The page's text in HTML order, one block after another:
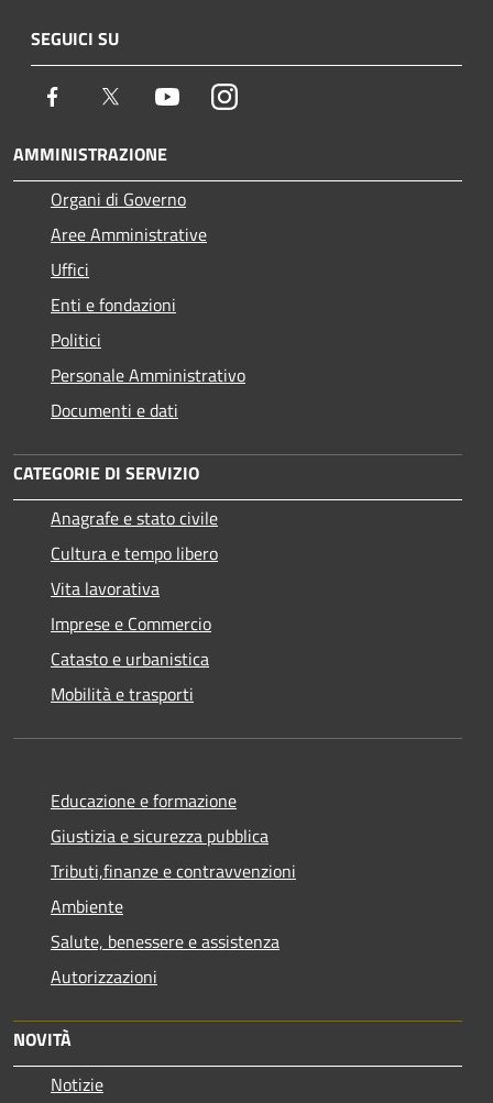
SEGUICI SU
Facebook Twitter YoutubeInstagram
AMMINISTRAZIONE
Organi di Governo
Aree Amministrative
Uffici
Enti e fondazioni
Politici
Personale Amministrativo
Documenti e dati
CATEGORIE DI SERVIZIO
Anagrafe e stato civile
Cultura e tempo libero
Vita lavorativa
Imprese e Commercio
Catasto e urbanistica
Mobilità e trasporti
Educazione e formazione
Giustizia e sicurezza pubblica
Tributi,finanze e contravvenzioni
Ambiente
Salute, benessere e assistenza
Autorizzazioni
NOVITÀ
Notizie